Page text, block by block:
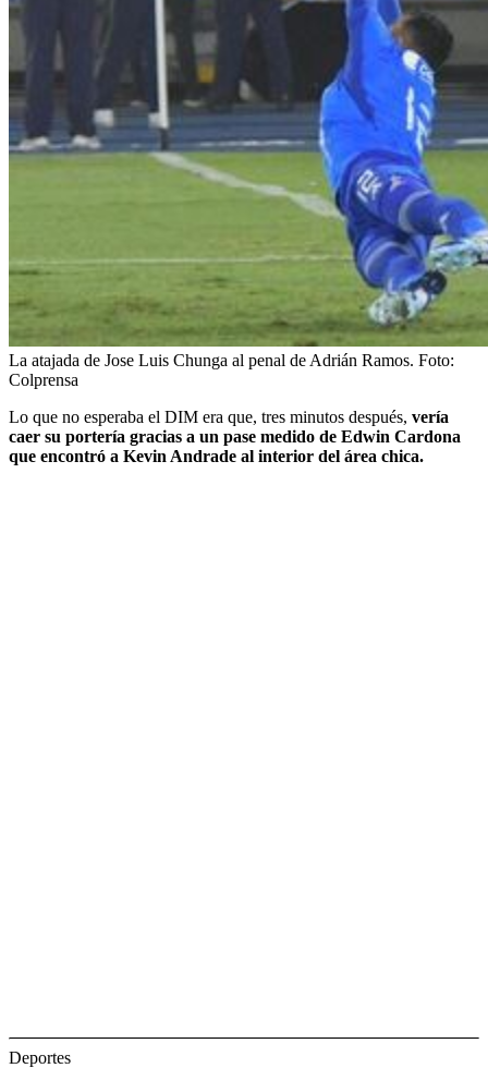
La atajada de Jose Luis Chunga al penal de Adrián Ramos. Foto:
Colprensa
Lo que no esperaba el DIM era que, tres minutos después, vería
caer su portería gracias a un pase medido de Edwin Cardona
que encontró a Kevin Andrade al interior del área chica.
Deportes